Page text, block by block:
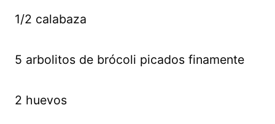
1/2 calabaza
5 arbolitos de brócoli picados finamente
2 huevos